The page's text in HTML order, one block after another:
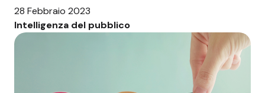
28 Febbraio 2023
Intelligenza del pubblico